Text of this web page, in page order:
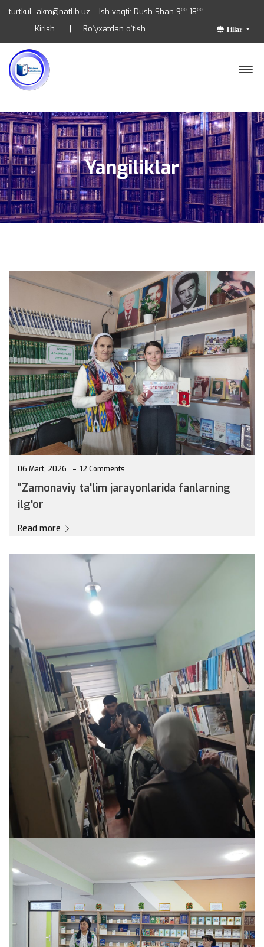
turtkul_akm@natlib.uz Ish vaqti: Dush-Shan 9⁰⁰-18⁰⁰
Tillar
Kirish Ro`yxatdan o`tish
Yangiliklar
06 Mart, 2026 12 Comments
"Zamonaviy ta'lim jarayonlarida fanlarning
ilg'or
Read more
04 Mart, 2026 12 Comments
Kitobxonlik madaniyatini rivojlantirish va aholi
Read more